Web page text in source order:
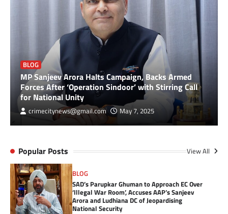
BLOG
MP Sanjeev Arora Halts Campaign, Backs Armed
Forces After ‘Operation Sindoor’ with Stirring Call
for National Unity
crimecitynews@gmail.com May 7, 2025
Popular Posts View All
BLOG
SAD’s Parupkar Ghuman to Approach EC Over
‘Illegal War Room’, Accuses AAP’s Sanjeev
Arora and Ludhiana DC of Jeopardising
National Security